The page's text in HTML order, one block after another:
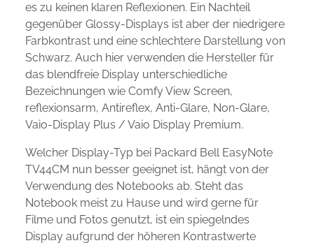
es zu keinen klaren Reflexionen. Ein Nachteil
gegenüber Glossy-Displays ist aber der niedrigere
Farbkontrast und eine schlechtere Darstellung von
Schwarz. Auch hier verwenden die Hersteller für
das blendfreie Display unterschiedliche
Bezeichnungen wie Comfy View Screen,
reflexionsarm, Antireflex, Anti-Glare, Non-Glare,
Vaio-Display Plus / Vaio Display Premium.
Welcher Display-Typ bei Packard Bell EasyNote
TV44CM nun besser geeignet ist, hängt von der
Verwendung des Notebooks ab. Steht das
Notebook meist zu Hause und wird gerne für
Filme und Fotos genutzt, ist ein spiegelndes
Display aufgrund der höheren Kontrastwerte